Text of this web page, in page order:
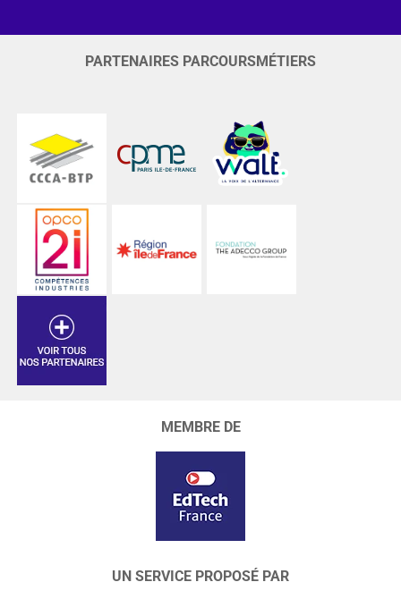
PARTENAIRES PARCOURSMÉTIERS
MEMBRE DE
UN SERVICE PROPOSÉ PAR